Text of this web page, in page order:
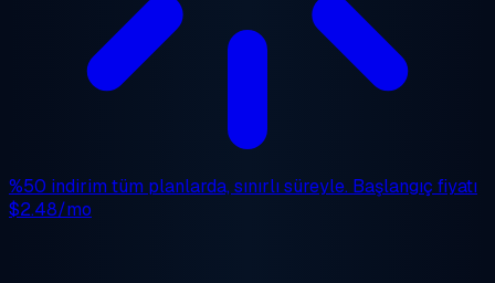
%50 indirim tüm planlarda, sınırlı süreyle. Başlangıç fiyatı
$2.48/mo